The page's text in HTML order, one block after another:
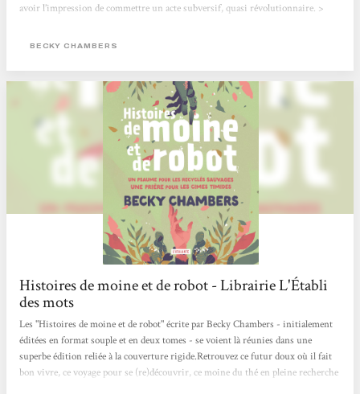
avoir l’impression de commettre un acte subversif, quasi révolutionnaire. >
BECKY CHAMBERS
Histoires de moine et de robot - Librairie L'Établi
des mots
Les "Histoires de moine et de robot" écrite par Becky Chambers - initialement
éditées en format souple et en deux tomes - se voient là réunies dans une
superbe édition reliée à la couverture rigide.Retrouvez ce futur doux où il fait
bon vivre, ce voyage pour se (re)découvrir, ce moine du thé en pleine recherche